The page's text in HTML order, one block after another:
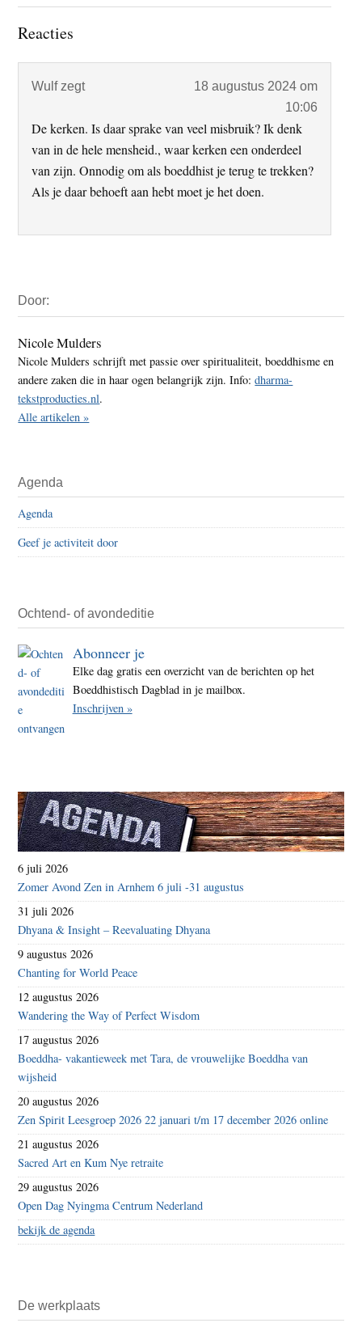
Lees
Reacties
Wulf zegt
18 augustus 2024 om
10:06
De kerken. Is daar sprake van veel misbruik? Ik denk
van in de hele mensheid., waar kerken een onderdeel
van zijn. Onnodig om als boeddhist je terug te trekken?
Als je daar behoeft aan hebt moet je het doen.
Sidebar
Door:
Nicole Mulders
Nicole Mulders schrijft met passie over spiritualiteit, boeddhisme en
andere zaken die in haar ogen belangrijk zijn. Info:dharma-
tekstproducties.nl.
Alle artikelen »
Agenda
Agenda
Geef je activiteit door
Ochtend- of avondeditie
Abonneer je
Elke dag gratis een overzicht van de berichten op het
Boeddhistisch Dagblad in je mailbox.
Inschrijven »
6 juli 2026
Zomer Avond Zen in Arnhem 6 juli -31 augustus
31 juli 2026
Dhyana & Insight – Reevaluating Dhyana
9 augustus 2026
Chanting for World Peace
12 augustus 2026
Wandering the Way of Perfect Wisdom
17 augustus 2026
Boeddha- vakantieweek met Tara, de vrouwelijke Boeddha van
wijsheid
20 augustus 2026
Zen Spirit Leesgroep 2026 22 januari t/m 17 december 2026 online
21 augustus 2026
Sacred Art en Kum Nye retraite
29 augustus 2026
Open Dag Nyingma Centrum Nederland
bekijk de agenda
De werkplaats